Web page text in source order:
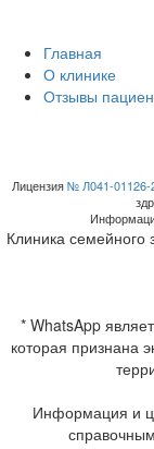
Главная
О клинике
Отзывы
Лицензия№ Л041-01126-
Клиника семейного
* WhatsApp
которая признана
Информация и